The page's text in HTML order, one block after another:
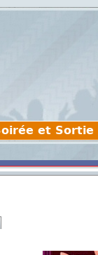
et Sortie